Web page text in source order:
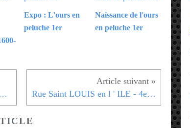
Expo : L'ours en
peluche 1er
Naissance de l'ours
en peluche 1er
- Musée Arts Décoratifs -1er Rue Saint LOUIS en l ' ILE - 4eme